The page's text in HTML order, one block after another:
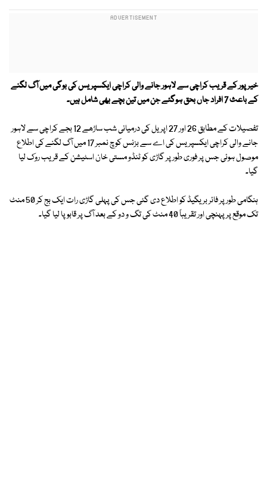
خیرپور کے قریب کراچی سے لاہور جانے والی کراچی ایکسپریس کی بوگی میں آگ لگنے
کے باعث 7 افراد جاں بحق ہوگئے جن میں تین بچے بھی شامل ہیں۔
تفصیلات کے مطابق 26 اور 27 اپریل کی درمیانی شب ساڑھے 12 بجے کراچی سے لاہور
جانے والی کراچی ایکسپریس کی اے سے بزنس کوچ نمبر 17 میں آگ لگنے کی اطلاع
موصول ہوئی جس پر فوری طور پر گاڑی کو ٹنڈو مستی خان اسٹیشن کے قریب روک لیا
گیا۔
ہنگامی طور پر فائر بریگیڈ کو اطلاع دی گئی جس کی پہلی گاڑی رات ایک بج کر 50 منٹ
تک موقع پر پہنچی اور تقریباً 40 منٹ کی تگ و دو کے بعد آگ پر قابو پا لیا گیا۔